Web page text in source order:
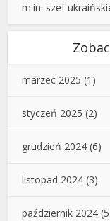
m.in. szef
marzec 2025 (1)
styczeń 2025 (2)
grudzień 2024 (6)
listopad 2024 (3)
październik 2024